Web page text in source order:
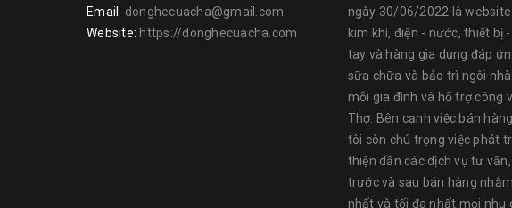
Với hơn 100 năm tích lũy kinh nghiệm trong lĩnh vực cung cấp công cụ
điều hành bởi 3 thành viên mang tên Frederick Stanley, Duncan Black,
Black & Decker. Thương hiệu Stanley Hand Tools là một bộ phận nằm
cho doanh nghiệp và người dùng cuối những dụng cụ cầm tay dành cho
Email: donghecuacha@gmail.com
Website: https://donghecuacha.com
ngày 30/06/2022 là
kim khí, điện - nước, thiết bị
tay và hàng gia dụng đáp
sữa chữa và bảo trì ngôi
mỗi gia đình và hổ trợ công
Thợ. Bên cạnh việc bán
tôi còn chú trọng việc phát
thiện dần các dịch vụ tư
trước và sau bán hàng
nhất và tối đa nhất mọi nhu